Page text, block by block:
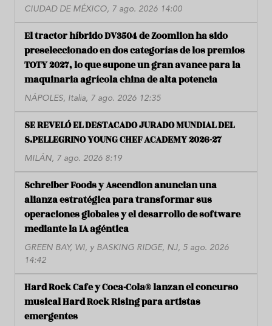
CIUDAD DE MÉXICO, 7 ago. 2026 14:00
El tractor híbrido DV3504 de Zoomlion ha sido
preseleccionado en dos categorías de los premios
TOTY 2027, lo que supone un gran avance para la
maquinaria agrícola china de alta potencia
NÁPOLES, Italia, 7 ago. 2026 12:35
SE REVELÓ EL DESTACADO JURADO MUNDIAL DEL
S.PELLEGRINO YOUNG CHEF ACADEMY 2026-27
MILÁN, 7 ago. 2026 8:19
Schreiber Foods y Ascendion anuncian una
alianza estratégica para transformar sus
operaciones globales y el desarrollo de software
mediante la IA agéntica
GREEN BAY, WI, y BASKING RIDGE, NJ, 5 ago. 2026
14:42
Hard Rock Cafe y Coca-Cola® lanzan el concurso
musical Hard Rock Rising para artistas
emergentes